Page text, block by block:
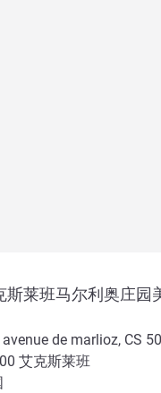
斯莱班马尔利奥庄园
de marlioz, CS
艾克斯莱班